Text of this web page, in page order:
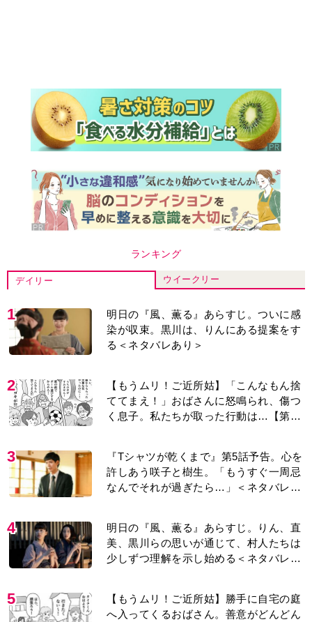
ランキング
デイリー ウイークリー
1
明日の『風、薫る』あらすじ。ついに感
染が収束。黒川は、りんにある提案をす
る＜ネタバレあり＞
2
【もうムリ！ご近所姑】「こんなもん捨
ててまえ！」おばさんに怒鳴られ、傷つ
く息子。私たちが取った行動は…【第3
3
『Tシャツが乾くまで』第5話予告。心を
許しあう咲子と樹生。「もうすぐ一周忌
なんでそれが過ぎたら…」＜ネタバレあ
4
明日の『風、薫る』あらすじ。りん、直
美、黒川らの思いが通じて、村人たちは
少しずつ理解を示し始める＜ネタバレあ
5
【もうムリ！ご近所姑】勝手に自宅の庭
へ入ってくるおばさん。善意がどんどん